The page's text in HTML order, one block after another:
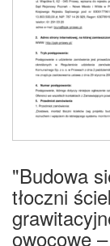
"Budowa
tłoczni
owocowe